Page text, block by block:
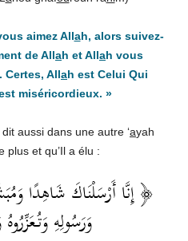
aimez Allah, alors suivez-
de Allah et Allah vous
Certes, Allah est Celui Qui
miséricordieux. »
dit aussi dans une autre ‘ayah
plus et qu’Il a élu :
وَرَسُولِهِ وَتُعَزِّرُوهُ